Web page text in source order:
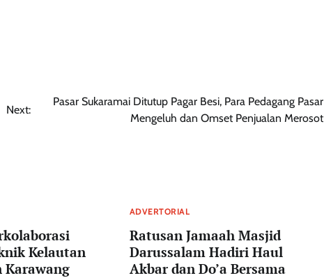
Next:
Pasar Sukaramai Ditutup Pagar Besi, Para Pedagang Pasar
Mengeluh dan Omset Penjualan Merosot
Kelautan
Karawang
ADVERTORIAL
Ratusan Jamaah Masjid
Darussalam Hadiri Haul
Akbar dan Do’a Bersama